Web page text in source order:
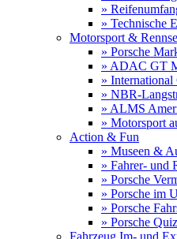
»
» Technische
Motorsport &
» Porsche
» ADAC GT
» International
» NBR-
» ALMS
» Motorsport
Action & Fun
» Museen &
» Fahrer- und
» Porsche
» Porsche im
» Porsche
» Porsche Quiz
Fahrzeug Im- und